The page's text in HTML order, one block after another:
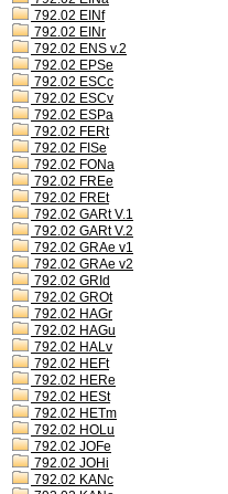
792.02 EINf
792.02 EINr
792.02 ENS v.2
792.02 EPSe
792.02 ESCc
792.02 ESCv
792.02 ESPa
792.02 FERt
792.02 FISe
792.02 FONa
792.02 FREe
792.02 FREt
792.02 GARt V.1
792.02 GARt V.2
792.02 GRAe v1
792.02 GRAe v2
792.02 GRId
792.02 GROt
792.02 HAGr
792.02 HAGu
792.02 HALv
792.02 HEFt
792.02 HERe
792.02 HESt
792.02 HETm
792.02 HOLu
792.02 JOFe
792.02 JOHi
792.02 KANc